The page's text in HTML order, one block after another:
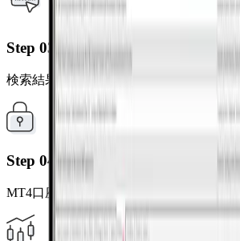
Step 03
検索結果からご利用の口座サーバーを選
Step 04
MT4口座番号とパスワードを入力します